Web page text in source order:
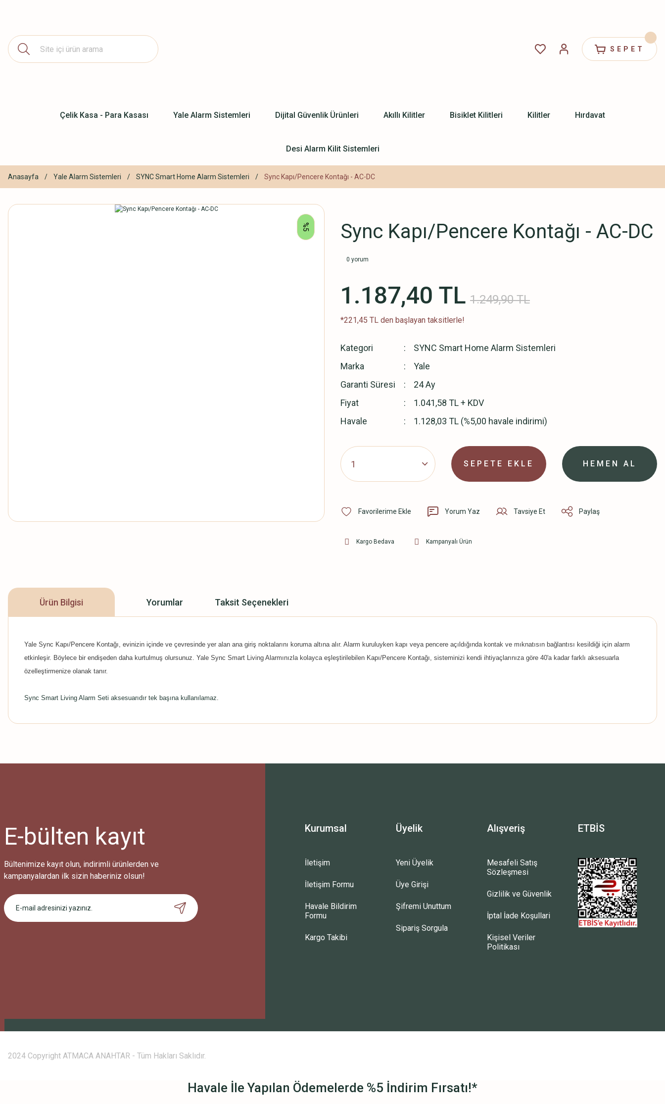
SEPET
Çelik Kasa - Para Kasası Yale Alarm Sistemleri Dijital Güvenlik Ürünleri Akıllı Kilitler Bisiklet Kilitleri Kilitler Hırdavat
Desi Alarm Kilit Sistemleri
Anasayfa Yale Alarm Sistemleri SYNC Smart Home Alarm Sistemleri Sync Kapı/Pencere Kontağı - AC-DC
%5 Sync Kapı/Pencere Kontağı - AC-DC
0 yorum
1.187,40 TL 1.249,90 TL
*221,45 TL den başlayan taksitlerle!
Kategori
SYNC Smart Home Alarm Sistemleri
Marka
Yale
Garanti Süresi
24 Ay
Fiyat
1.041,58 TL + KDV
Havale
1.128,03 TL (%5,00 havale indirimi)
SEPETE EKLE HEMEN AL
Yorum Yaz Tavsiye Et Paylaş
Kargo Bedava Kampanyalı Ürün
Ürün Bilgisi Yorumlar Taksit Seçenekleri
Yale Sync Kapı/Pencere Kontağı, evinizin içinde ve çevresinde yer alan ana giriş noktalarını koruma altına alır. Alarm kuruluyken kapı veya pencere açıldığında kontak ve mıknatısın bağlantısı kesildiği için alarm
etkinleşir. Böylece bir endişeden daha kurtulmuş olursunuz. Yale Sync Smart Living Alarmınızla kolayca eşleştirilebilen Kapı/Pencere Kontağı, sisteminizi kendi ihtiyaçlarınıza göre 40'a kadar farklı aksesuarla
özelleştirmenize olanak tanır.
Sync Smart Living Alarm Seti aksesuarıdır tek başına kullanılamaz.
Bu ürüne ilk yorumu siz yapın!
E-bülten kayıt
Bültenimize kayıt olun, indirimli ürünlerden ve
kampanyalardan ilk sizin haberiniz olsun!
Kurumsal
İletişim
İletişim Formu
Havale Bildirim
Formu
Kargo Takibi
Üyelik
Yeni Üyelik
Üye Girişi
Şifremi Unuttum
Sipariş Sorgula
Alışveriş
Mesafeli Satış
Sözleşmesi
Gizlilik ve Güvenlik
İptal İade Koşullari
Kişisel Veriler
Politikası
ETBİS
2024 Copyright ATMACA ANAHTAR - Tüm Hakları Saklıdır.
Havale İle Yapılan Ödemelerde %5 İndirim Fırsatı!*